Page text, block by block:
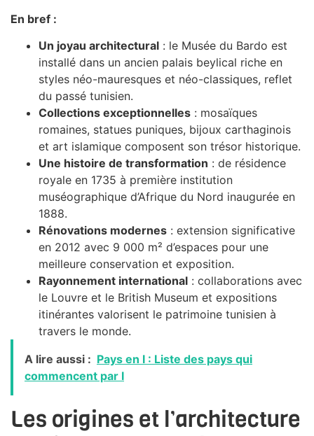
En bref :
Un joyau architectural : le Musée du Bardo est
installé dans un ancien palais beylical riche en
styles néo-mauresques et néo-classiques, reflet
du passé tunisien.
Collections exceptionnelles : mosaïques
romaines, statues puniques, bijoux carthaginois
et art islamique composent son trésor historique.
Une histoire de transformation : de résidence
royale en 1735 à première institution
muséographique d’Afrique du Nord inaugurée en
1888.
Rénovations modernes : extension significative
en 2012 avec 9 000 m² d’espaces pour une
meilleure conservation et exposition.
Rayonnement international : collaborations avec
le Louvre et le British Museum et expositions
itinérantes valorisent le patrimoine tunisien à
travers le monde.
A lire aussi : Pays en I : Liste des pays qui
commencent par I
Les origines et l’architecture